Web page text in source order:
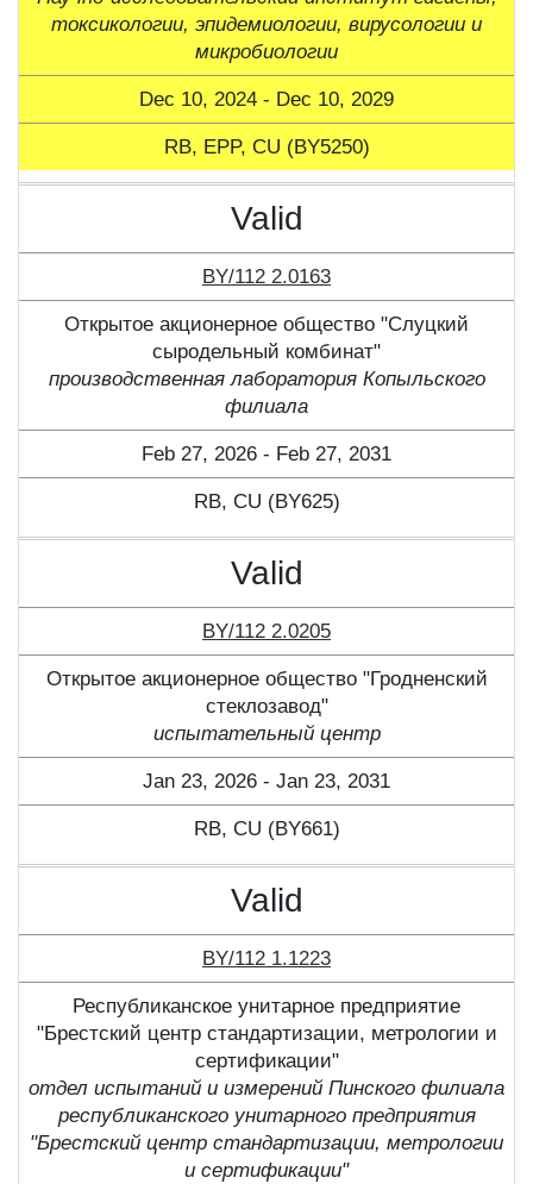
токсикологии, эпидемиологии, вирусологии и
микробиологии
Dec 10, 2024 - Dec 10, 2029
RB, ЕPP, CU (BY5250)
Valid
BY/112 2.0163
Открытое акционерное общество "Слуцкий
сыродельный комбинат"
производственная лаборатория Копыльского
филиала
Feb 27, 2026 - Feb 27, 2031
RB, CU (BY625)
Valid
BY/112 2.0205
Открытое акционерное общество "Гродненский
стеклозавод"
испытательный центр
Jan 23, 2026 - Jan 23, 2031
RB, CU (BY661)
Valid
BY/112 1.1223
Республиканское унитарное предприятие
"Брестский центр стандартизации, метрологии и
сертификации"
отдел испытаний и измерений Пинского филиала
республиканского унитарного предприятия
"Брестский центр стандартизации, метрологии
и сертификации"